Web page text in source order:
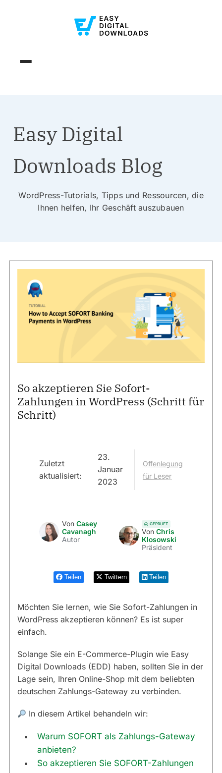
Easy Digital
Downloads Blog
WordPress-Tutorials, Tipps und Ressourcen, die
Ihnen helfen, Ihr Geschäft auszubauen
So akzeptieren Sie Sofort-
Zahlungen in WordPress (Schritt für
Schritt)
Zuletzt
aktualisiert:
23.
Januar
2023
Offenlegung
für Leser
Von Casey
Cavanagh
Autor
GEPRÜFT
Von Chris
Klosowski
Präsident
Teilen Twittern Teilen
Möchten Sie lernen, wie Sie Sofort-Zahlungen in
WordPress akzeptieren können? Es ist super
einfach.
Solange Sie ein E-Commerce-Plugin wie Easy
Digital Downloads (EDD) haben, sollten Sie in der
Lage sein, Ihren Online-Shop mit dem beliebten
deutschen Zahlungs-Gateway zu verbinden.
In diesem Artikel behandeln wir:
Warum SOFORT als Zahlungs-Gateway
anbieten?
So akzeptieren Sie SOFORT-Zahlungen